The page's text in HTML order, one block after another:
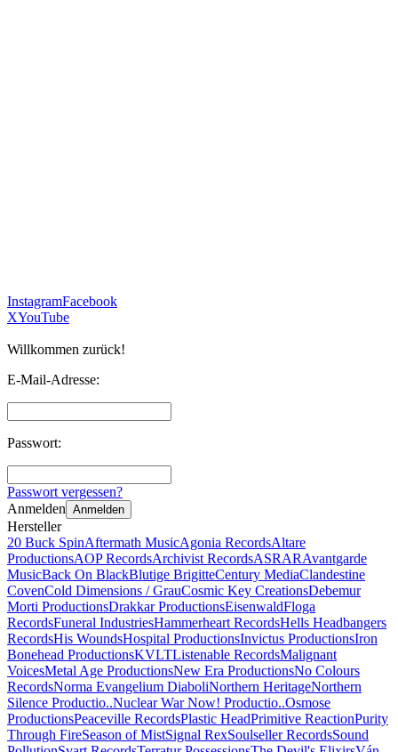
InstagramFacebook
XYouTube
Willkommen zurück!
E-Mail-Adresse:
Passwort:
Passwort vergessen?
Anmelden Anmelden
Hersteller
20 Buck SpinAftermath MusicAgonia RecordsAltare
ProductionsAOP RecordsArchivist RecordsASRARAvantgarde
MusicBack On BlackBlutige BrigitteCentury MediaClandestine
CovenCold Dimensions / GrauCosmic Key CreationsDebemur
Morti ProductionsDrakkar ProductionsEisenwaldFloga
RecordsFuneral IndustriesHammerheart RecordsHells Headbangers
RecordsHis WoundsHospital ProductionsInvictus ProductionsIron
Bonehead ProductionsKVLTListenable RecordsMalignant
VoicesMetal Age ProductionsNew Era ProductionsNo Colours
RecordsNorma Evangelium DiaboliNorthern HeritageNorthern
Silence Productio..Nuclear War Now! Productio..Osmose
ProductionsPeaceville RecordsPlastic HeadPrimitive ReactionPurity
Through FireSeason of MistSignal RexSoulseller RecordsSound